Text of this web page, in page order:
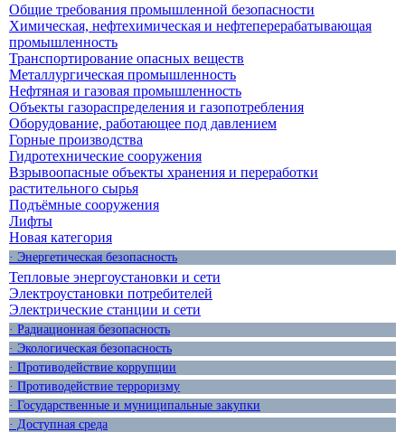
Общие требования промышленной безопасности
Химическая, нефтехимическая и нефтеперерабатывающая
промышленность
Транспортирование опасных веществ
Металлургическая промышленность
Нефтяная и газовая промышленность
Объекты газораспределения и газопотребления
Оборудование, работающее под давлением
Горные производства
Гидротехнические сооружения
Взрывоопасные объекты хранения и переработки
растительного сырья
Подъёмные сооружения
Лифты
Новая категория
· Энергетическая безопасность
Тепловые энергоустановки и сети
Электроустановки потребителей
Электрические станции и сети
· Радиационная безопасность
· Экологическая безопасность
· Противодействие коррупции
· Противодействие терроризму
· Государственные и муниципальные закупки
· Доступная среда